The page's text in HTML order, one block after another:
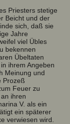
Priesters stetige
Beicht und der
sich, daß sie
Jahre
viel Übles
bekennen
Übeltaten
ihrem Angeben
Meinung und
Prozeß
Feuer zu
ihren
V. als ein
ein späterer
verwiesen wird.